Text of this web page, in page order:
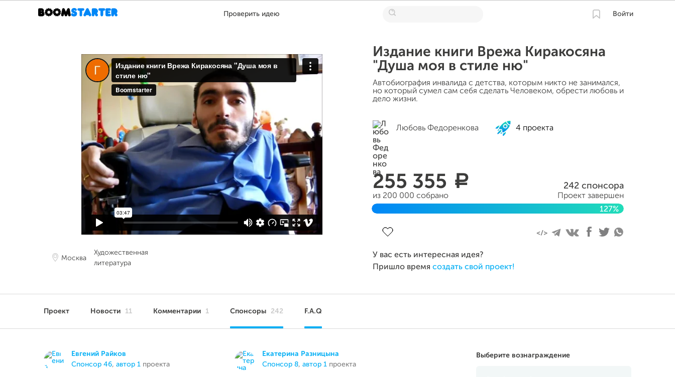
Проверить идею Войти
Москва
Художественная
литература
Издание книги Врежа Киракосяна
"Душа моя в стиле ню"
Автобиография инвалида с детства, которым никто не занимался,
но который сумел сам себя сделать Человеком, обрести любовь и
дело жизни.
Любовь Федоренкова 4 проекта
255 355 a
из 200 000 собрано
242 спонсора
Проект завершен
127%
У вас есть интересная идея?
Пришло время создать свой проект!
Проект Новости 11 Комментарии 1 Спонсоры 242 F.A.Q
Выберите вознаграждение
Евгений Райков
спонсор 46, автор 1 проекта
Екатерина Разницына
спонсор 8,автор 1 проекта